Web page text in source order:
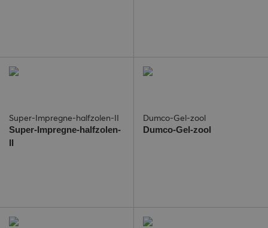
Super-Impregne-halfzolen-II
Super-Impregne-halfzolen-
II
Dumco-Gel-zool
Dumco-Gel-zool